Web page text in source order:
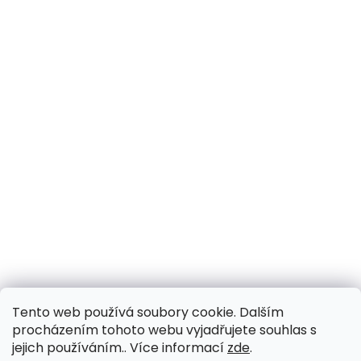
Tento web používá soubory cookie. Dalším
procházením tohoto webu vyjadřujete souhlas s
jejich používáním.. Více informací zde.